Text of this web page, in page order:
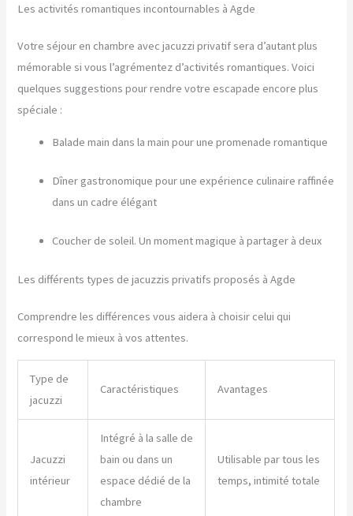
Les activités romantiques incontournables à Agde
Votre séjour en chambre avec jacuzzi privatif sera d’autant plus
mémorable si vous l’agrémentez d’activités romantiques. Voici
quelques suggestions pour rendre votre escapade encore plus
spéciale :
Balade main dans la main pour une promenade romantique
Dîner gastronomique pour une expérience culinaire raffinée
dans un cadre élégant
Coucher de soleil. Un moment magique à partager à deux
Les différents types de jacuzzis privatifs proposés à Agde
Comprendre les différences vous aidera à choisir celui qui
correspond le mieux à vos attentes.
Type de
jacuzzi
Caractéristiques Avantages
Jacuzzi
intérieur
Intégré à la salle de
bain ou dans un
espace dédié de la
chambre
Utilisable par tous les
temps, intimité totale